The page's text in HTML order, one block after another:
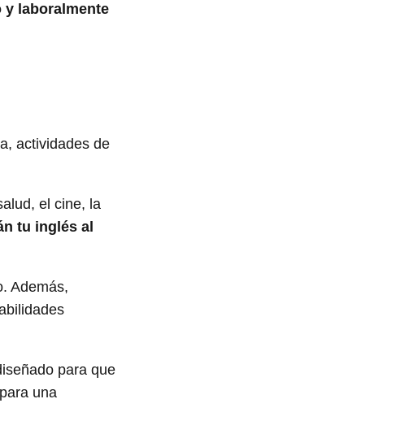
y laboralmente
actividades de
el cine, la
tu inglés al
Además,
para que
una